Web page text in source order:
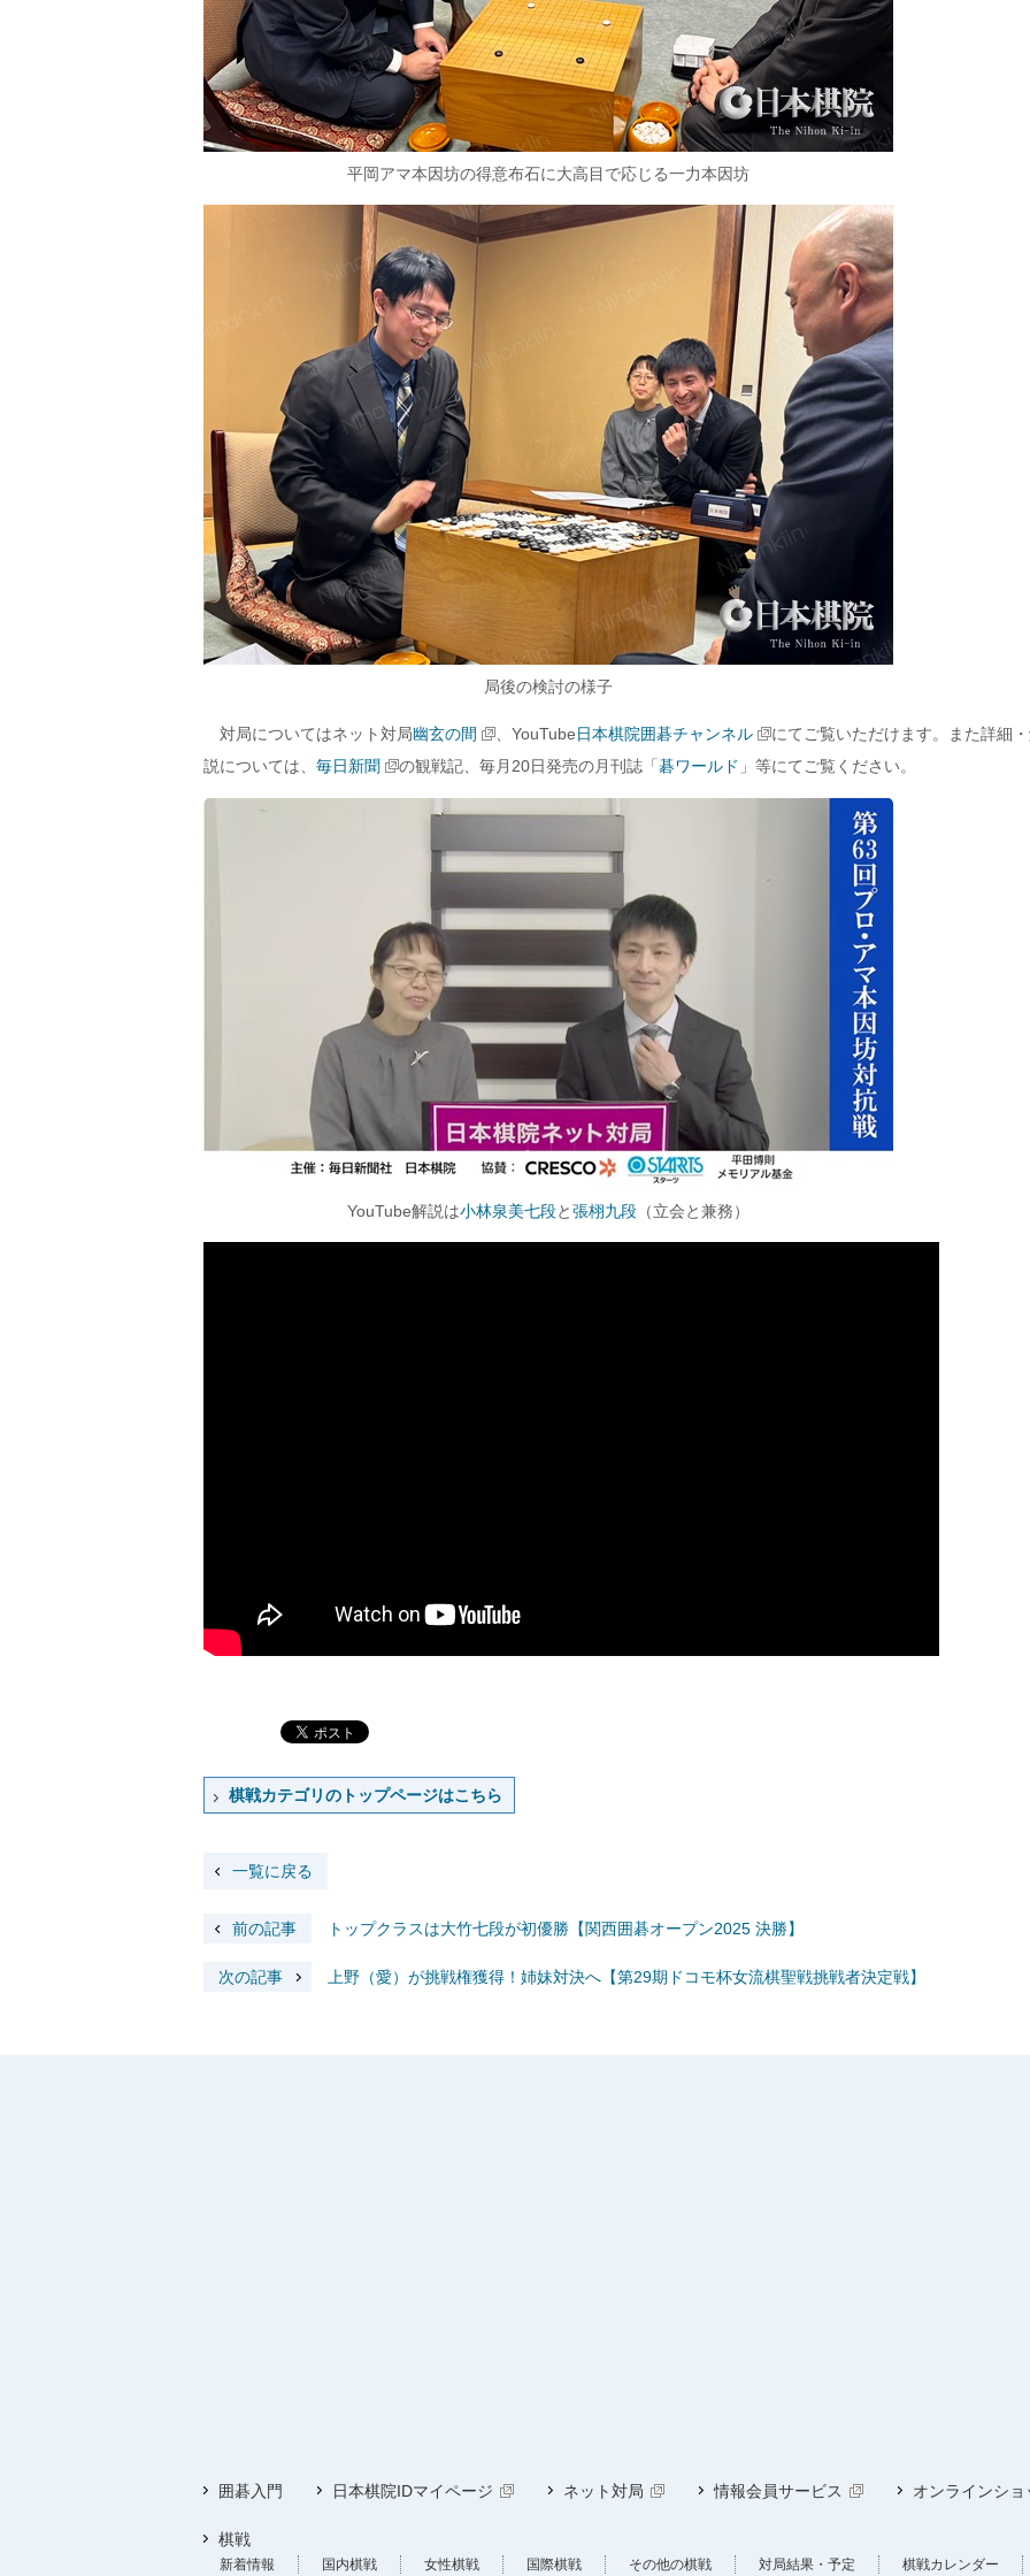
平岡アマ本因坊の得意布石に大高目で応じる一力本因坊
局後の検討の様子
対局についてはネット対局幽玄の間 、YouTube日本棋院囲碁チャンネル
にてご覧いただけます。また詳細
説については、 毎日新聞 の観戦記、毎月20日発売の月刊誌「 碁ワールド 」等にてご覧ください。
YouTube解説は小林泉美七段と張栩九段 （立会と兼務）
棋戦カテゴリのトップページはこちら
一覧に戻る
前の記事 トップクラスは大竹七段が初優勝【関西囲碁オープン2025 決勝】
次の記事 上野（愛）が挑戦権獲得！姉妹対決へ【第29期ドコモ杯女流棋聖戦挑戦者決定戦】
囲碁入門 日本棋院IDマイページ ネット対局 情報会員サービス オンラインショ
棋戦
新着情報 国内棋戦 女性棋戦 国際棋戦 その他の棋戦 対局結果・予定 棋戦カレンダー